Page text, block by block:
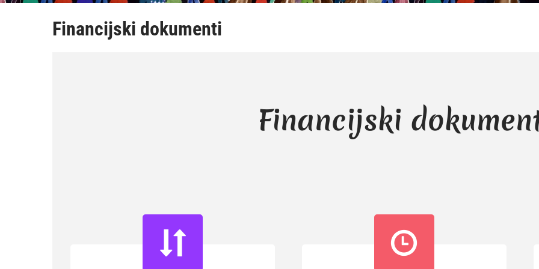
Financijski dokumenti
Financijski